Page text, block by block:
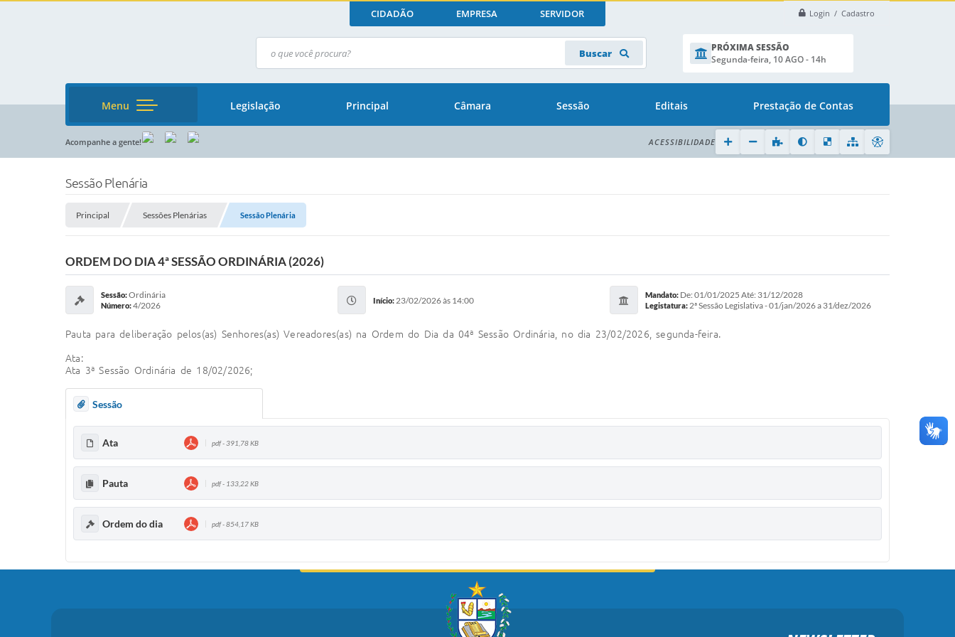
Login / Cadastro
CIDADÃO EMPRESA SERVIDOR
Buscar
PRÓXIMA SESSÃO
Segunda-feira, 10 AGO - 14h
Menu Legislação Principal Câmara Sessão Editais Prestação de Contas
Acompanhe a gente! ACESSIBILIDADE
Sessão Plenária
Principal Sessões Plenárias Sessão Plenária
ORDEM DO DIA 4ª SESSÃO ORDINÁRIA (2026)
Sessão:Ordinária
Número:4/2026 Início: 23/02/2026 às 14:00 Mandato:De: 01/01/2025 Até: 31/12/2028
Legistatura:2ª Sessão Legislativa - 01/jan/2026 a 31/dez/2026
Pauta para deliberação pelos(as) Senhores(as) Vereadores(as) na Ordem do Dia da 04ª Sessão Ordinária, no dia 23/02/2026, segunda-feira.
Ata:
Ata 3ª Sessão Ordinária de 18/02/2026;
Sessão
Ata pdf - 391,78 KB
Pauta pdf - 133,22 KB
Ordem do dia pdf - 854,17 KB